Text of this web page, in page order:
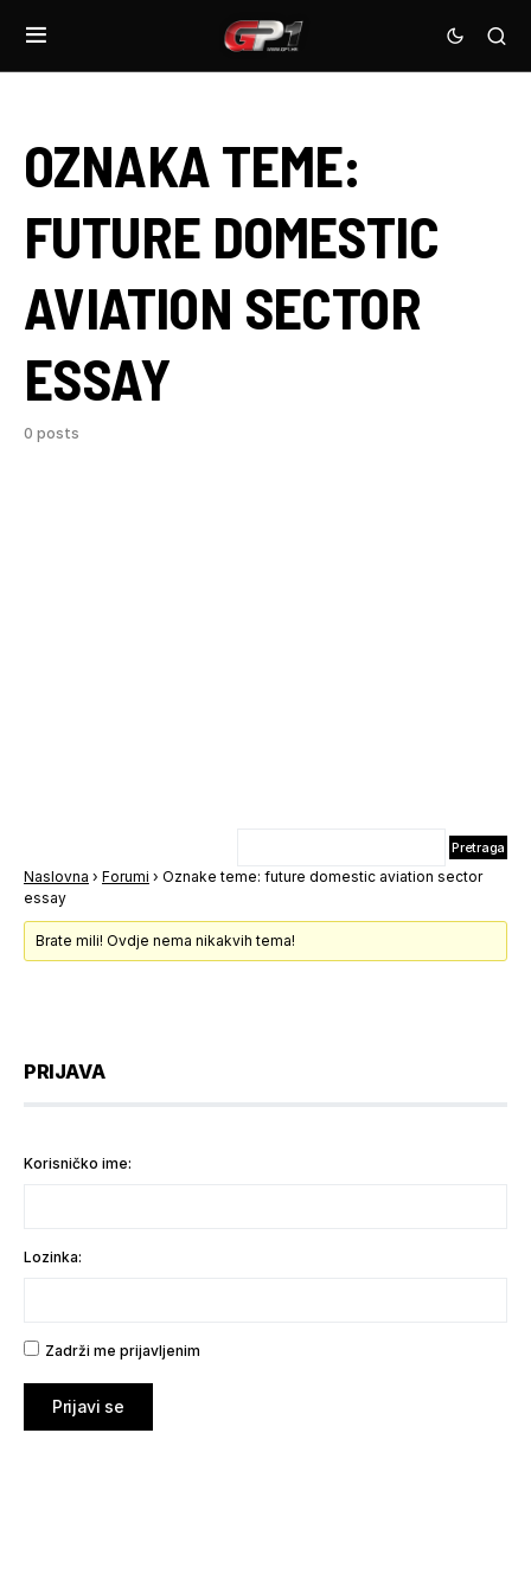
OZNAKA TEME:
FUTURE DOMESTIC
AVIATION SECTOR
ESSAY
0 posts
Naslovna › Forumi › Oznake teme: future domestic aviation sector
essay
Brate mili! Ovdje nema nikakvih tema!
PRIJAVA
Korisničko ime:
Lozinka:
Zadrži me prijavljenim
Prijavi se